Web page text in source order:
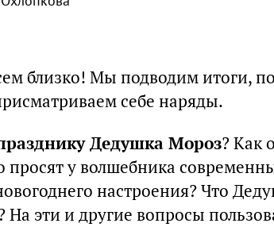
близко! Мы подводим итоги,
себе наряды.
Дедушка Мороз? Как
просят у волшебника
настроения? Что
эти и другие вопросы